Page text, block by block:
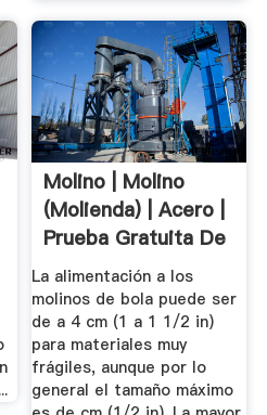
Molino | Molino
(molienda) | Acero |
Prueba Gratuita De
30 ...
La alimentación a los
molinos de bola puede ser
de a 4 cm (1 a 1 1/2 in)
para materiales muy
frágiles, aunque por lo
general el tamaño máximo